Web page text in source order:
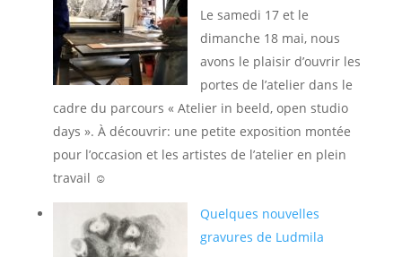
Le samedi 17 et le
dimanche 18 mai, nous
avons le plaisir d’ouvrir les
portes de l’atelier dans le
cadre du parcours « Atelier in beeld, open studio
days ». À découvrir: une petite exposition montée
pour l’occasion et les artistes de l’atelier en plein
travail ☺️
Quelques nouvelles
gravures de Ludmila